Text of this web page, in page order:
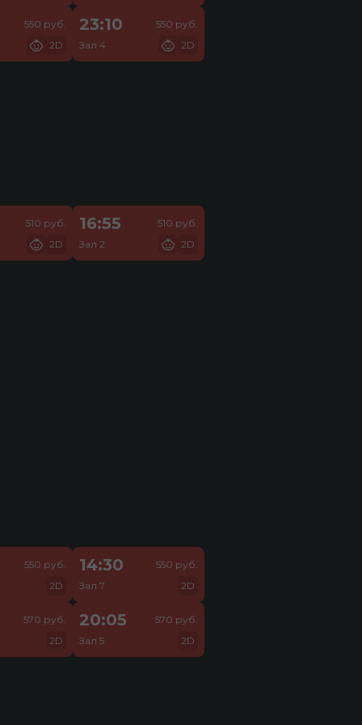
550 руб.
2D
23:10
Зал 4
550 руб.
2D
510 руб.
2D
16:55
Зал 2
510 руб.
2D
550 руб.
2D
14:30
Зал 7
550 руб.
2D
570 руб.
2D
20:05
Зал 5
570 руб.
2D